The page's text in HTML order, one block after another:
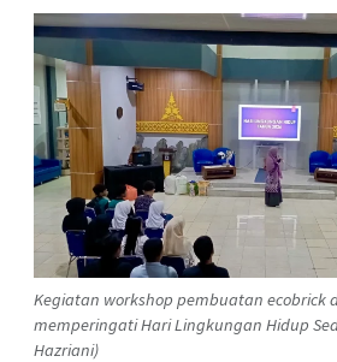
Kegiatan workshop pembuatan ecobrick
memperingati Hari Lingkungan Hidup
Hazriani)